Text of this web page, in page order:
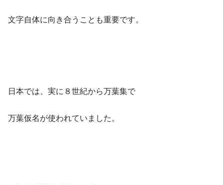
文字自体に向き合うことも重要です。
日本では、実に８世紀から万葉集で
万葉仮名が使われていました。